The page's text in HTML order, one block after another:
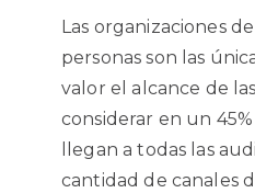
Las organizaciones
personas son las
valor el alcance de
considerar en un
llegan a todas las
cantidad de canales